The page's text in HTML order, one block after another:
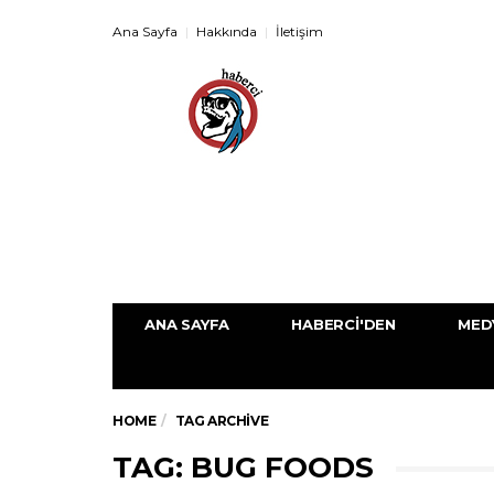
Ana Sayfa Hakkında İletişim
ANA SAYFA HABERCI'DEN
HOME TAG ARCHIVE
TAG: BUG FOODS